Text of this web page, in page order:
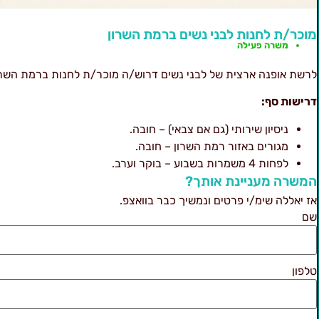
מוכר/ת לחנות לבני נשים ברמת השרון
משרה פעילה
לרשת אופנה ארצית של לבני נשים דרוש/ה מוכר/ת לחנות ברמת
דרישות סף:
ניסיון שירותי (גם אם צבאי) – חובה.
מגורים באזור רמת השרון – חובה.
לפחות 4 משמרות בשבוע – בוקר וערב.
המשרה מעניינת אותך?
אז יאללה שימ/י פרטים ונמשיך כבר בוואצפ.
שם
טלפון